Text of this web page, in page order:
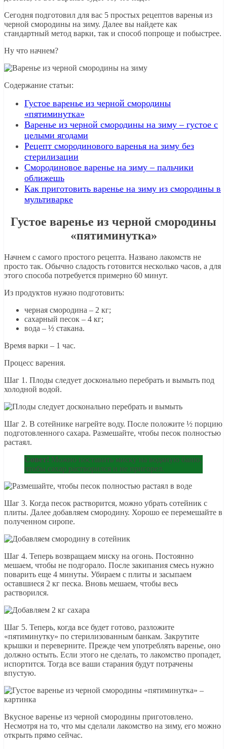
Сегодня подготовил для вас 5 простых рецептов варенья из
черной смородины на зиму. Далее вы найдете как
стандартный метод варки, так и способ попроще и побыстрее.
Ну что начнем?
Содержание статьи:
Густое варенье из черной смородины
«пятиминутка»
Варенье из черной смородины на зиму – густое с
целыми ягодами
Рецепт смородинового варенья на зиму без
стерилизации
Смородиновое варенье на зиму – пальчики
оближешь
Как приготовить варенье на зиму из смородины в
мультиварке
Густое варенье из черной смородины
«пятиминутка»
Начнем с самого простого рецепта. Названо лакомств не
просто так. Обычно сладость готовится несколько часов, а для
этого способа потребуется примерно 60 минут.
Из продуктов нужно подготовить:
черная смородина – 2 кг;
сахарный песок – 4 кг;
вода – ½ стакана.
Время варки – 1 час.
Процесс варения.
Шаг 1. Плоды следует досконально перебрать и вымыть под
холодной водой.
Шаг 2. В сотейнике нагрейте воду. После положите ½ порцию
подготовленного сахара. Размешайте, чтобы песок полностью
растаял.
Совет! Можно поставить миску на водяную баню,
чтобы сахар растворился и не пригорел.
Шаг 3. Когда песок растворится, можно убрать сотейник с
плиты. Далее добавляем смородину. Хорошо ее перемешайте в
полученном сиропе.
Шаг 4. Теперь возвращаем миску на огонь. Постоянно
мешаем, чтобы не подгорало. После закипания смесь нужно
поварить еще 4 минуты. Убираем с плиты и засыпаем
оставшиеся 2 кг песка. Вновь мешаем, чтобы весь
растворился.
Шаг 5. Теперь, когда все будет готово, разложите
«пятиминутку» по стерилизованным банкам. Закрутите
крышки и переверните. Прежде чем употреблять варенье, оно
должно остыть. Если этого не сделать, то лакомство пропадет,
испортится. Тогда все ваши старания будут потрачены
впустую.
Вкусное варенье из черной смородины приготовлено.
Несмотря на то, что мы сделали лакомство на зиму, его можно
открыть прямо сейчас.